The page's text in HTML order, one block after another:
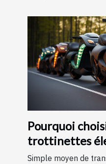
Pourquoi
trottinettes
Simple moyen de